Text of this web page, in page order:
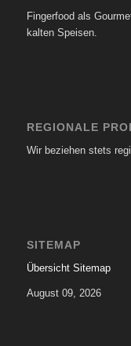
Fingerfood als
kalten Speisen.
REGIONALE
Wir beziehen stets
SITEMAP
Übersicht Sitemap
August 09, 2026